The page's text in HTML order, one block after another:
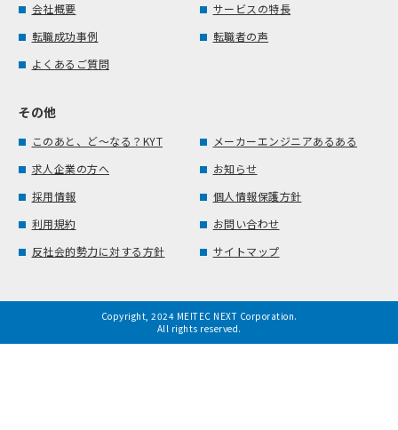
会社概要
サービスの特長
転職成功事例
転職者の声
よくあるご質問
その他
このあと、ど～なる？KYT
メーカーエンジニアあるある
求人企業の方へ
お知らせ
採用情報
個人情報保護方針
利用規約
お問い合わせ
反社会的勢力に対する方針
サイトマップ
Copyright, 2024 MEITEC NEXT Corporation.
All rights reserved.